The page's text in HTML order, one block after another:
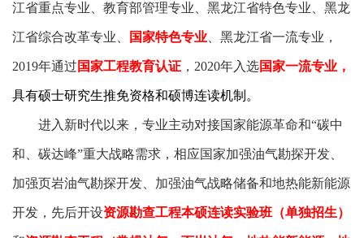
江省重点专业、教育部管理专业、黑龙江省特色专业、黑龙
江省综合改革专业、 国家特色专业 、黑龙江省一流专业，
2019年通过 国家工程教育认证 ，2020年入选国家一流专业，
具有硕士研究生推免资格和硕博连读机制 。
进入新时代以来，专业主动对接国家能源革命和“碳中
和、碳达峰”重大战略需求，相应国家加强油气勘探开发、
加强页岩油气勘探开发、加强油气战略储备和地热能新能源
开发，先后开设资源勘查工程本硕连读实验班（单独招生）